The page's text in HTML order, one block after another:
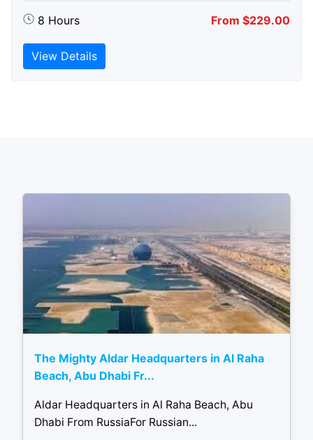
8 Hours From $229.00
View Details
The Mighty Aldar Headquarters in Al Raha
Beach, Abu Dhabi Fr...
Aldar Headquarters in Al Raha Beach, Abu
Dhabi From RussiaFor Russian...